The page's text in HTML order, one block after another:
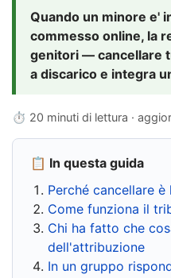
Quando un minore e'
commesso online, la
genitori — cancellare
a discarico e integra
⏱ 20 minuti di lettura ·
📋 In questa guida
Perché cancellare
Come funziona il
Chi ha fatto che
dell'attribuzione
In un gruppo